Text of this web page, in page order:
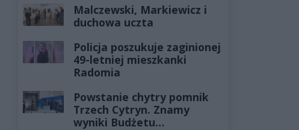
żyłach
Malczewski, Markiewicz i
duchowa uczta
Policja poszukuje zaginionej
49-letniej mieszkanki
Radomia
Powstanie chytry pomnik
Trzech Cytryn. Znamy
wyniki Budżetu